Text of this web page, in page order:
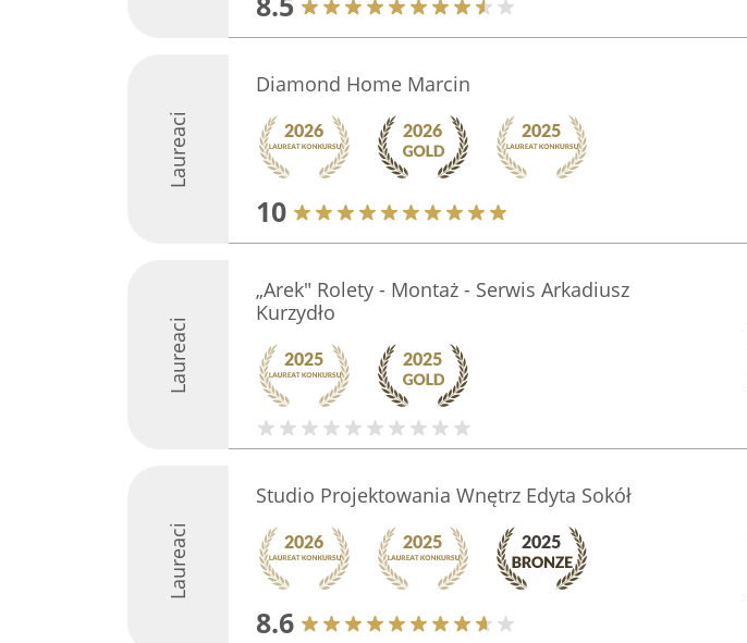
Laureaci
Diamond Home Marcin
10
Laureaci
„Arek" Rolety - Montaż - Serwis Arkadiusz
Kurzydło
Laureaci
Studio Projektowania Wnętrz Edyta Sokół
8.6